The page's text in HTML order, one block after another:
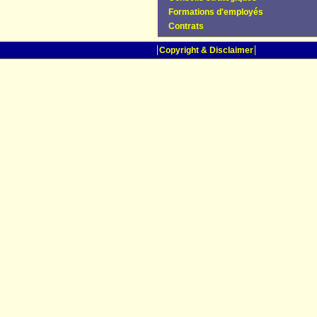
Formations d'employés
Contrats
Copyright & Disclaimer